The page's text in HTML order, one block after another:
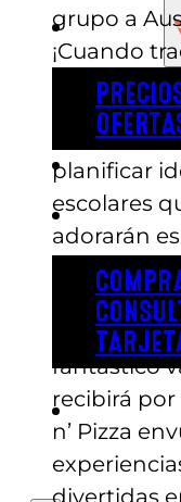
PRECIOS
grupo a
¡Cuando
traemos la
Una de las
planificar
escolares
adorarán
Algo que
n’ Pizza
fantástico
recibirá por
n’ Pizza
divertidas